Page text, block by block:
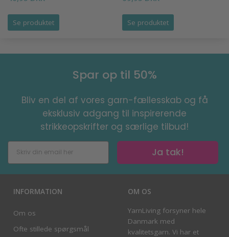
Se produktet Se produktet
Spar op til 50%
Bliv en del af vores garn-fællesskab og få
eksklusiv adgang til inspirerende
strikkeopskrifter og særlige tilbud!
Ja tak!
INFORMATION
Om os
Ofte stillede spørgsmål
OM OS
YarnLiving forsyner hele
Danmark med
kvalitetsgarn. Vi har et